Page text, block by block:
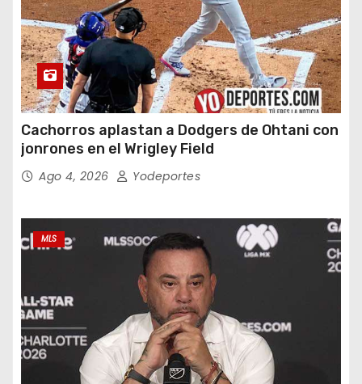
Cachorros aplastan a Dodgers de Ohtani con
jonrones en el Wrigley Field
Ago 4, 2026 Yodeportes
MLS